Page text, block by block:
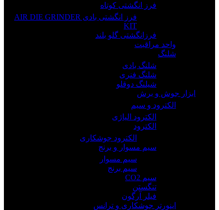
فرز انگشتی کوتاه
فرز انگشتی بادی AIR DIE GRINDER
KIT
فرزانگشتی گلو بلند
واحد مراقبت
شلنگ
شلنگ بادی
شلنگ فنری
شیلنگ دوقلو
ابزار جوش و برش
الکترود و سیم
الکترود الیاژی
الکترود
الکترود جوشکاری
سیم مسوار و برنج
سیم مسوار
سیم برنج
سیم CO2
تنگستن
فیلر آرگون
اینورتر جوشکاری و ترانس